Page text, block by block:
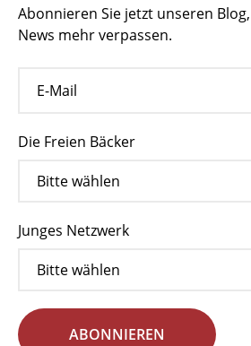
Abonnieren Sie jetzt unseren
News mehr verpassen.
Die Freien Bäcker
Junges Netzwerk
ABONNIEREN